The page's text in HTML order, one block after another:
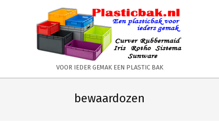
PLASTICBAK.NL
VOOR IEDER GEMAK EEN PLASTIC BAK
bewaardozen